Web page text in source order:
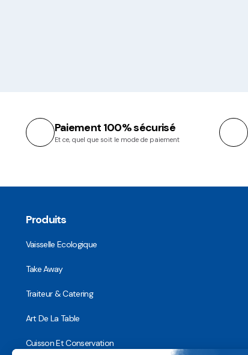
Paiement 100% sécurisé
Et ce, quel que soit le mode de paiement
Produits
Vaisselle Ecologique
Take Away
Traiteur & Catering
Art De La Table
Cuisson Et Conservation